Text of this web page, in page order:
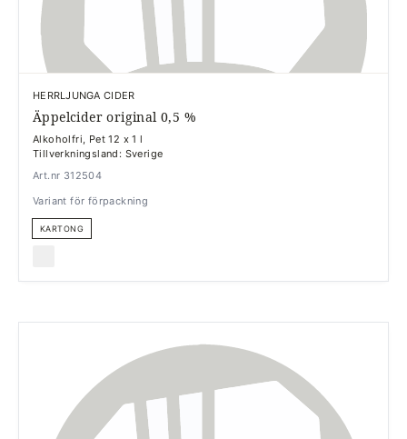
HERRLJUNGA CIDER
Äppelcider original 0,5 %
Alkoholfri, Pet 12 x 1 l
Tillverkningsland: Sverige
Art.nr 312504
Variant för förpackning
KARTONG